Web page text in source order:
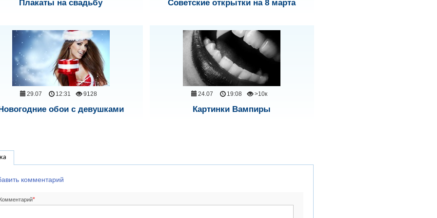
Плакаты на свадьбу Советские открытки на 8 марта
29.07 12:31 9128
Новогодние обои с девушками
24.07 19:08 >10к
Картинки Вампиры
комментарий
Комментарий*